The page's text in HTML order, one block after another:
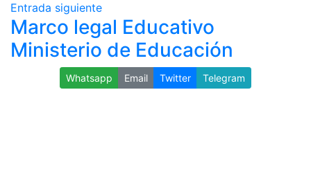
Entrada siguiente
Marco legal Educativo
Ministerio de Educación
Whatsapp Email Twitter Telegram